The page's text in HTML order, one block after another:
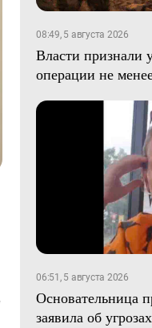
08:49, 5 августа 2026
Власти признали
операции не
06:51, 5 августа 2026
Основательница
заявила об